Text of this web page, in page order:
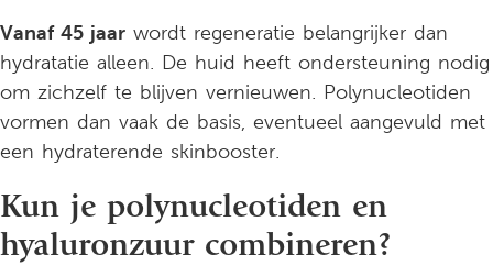
Vanaf 45 jaar wordt regeneratie belangrijker dan
hydratatie alleen. De huid heeft ondersteuning nodig
om zichzelf te blijven vernieuwen. Polynucleotiden
vormen dan vaak de basis, eventueel aangevuld met
een hydraterende skinbooster.
Kun je polynucleotiden en
hyaluronzuur combineren?